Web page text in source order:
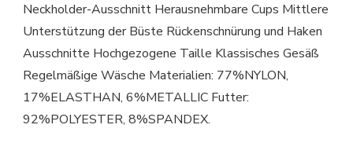
Neckholder-Ausschnitt Herausnehmbare Cups Mittlere
Unterstützung der Büste Rückenschnürung und Haken
Ausschnitte Hochgezogene Taille Klassisches Gesäß
Regelmäßige Wäsche Materialien: 77%NYLON,
17%ELASTHAN, 6%METALLIC Futter:
92%POLYESTER, 8%SPANDEX.